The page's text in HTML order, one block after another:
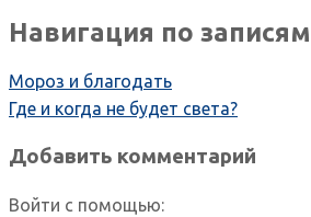
Навигация по записям
Мороз и благодать
Где и когда не будет света?
Добавить комментарий
Войти с помощью: